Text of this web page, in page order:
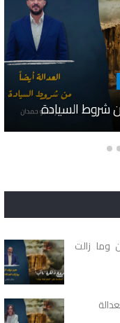
وما زالت